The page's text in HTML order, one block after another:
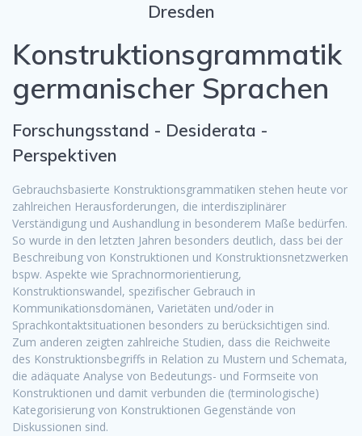
Dresden
Konstruktionsgrammatik
germanischer Sprachen
Forschungsstand - Desiderata -
Perspektiven
Gebrauchsbasierte Konstruktionsgrammatiken stehen heute vor
zahlreichen Herausforderungen, die interdisziplinärer
Verständigung und Aushandlung in besonderem Maße bedürfen.
So wurde in den letzten Jahren besonders deutlich, dass bei der
Beschreibung von Konstruktionen und Konstruktionsnetzwerken
bspw. Aspekte wie Sprachnormorientierung,
Konstruktionswandel, spezifischer Gebrauch in
Kommunikationsdomänen, Varietäten und/oder in
Sprachkontaktsituationen besonders zu berücksichtigen sind.
Zum anderen zeigten zahlreiche Studien, dass die Reichweite
des Konstruktionsbegriffs in Relation zu Mustern und Schemata,
die adäquate Analyse von Bedeutungs- und Formseite von
Konstruktionen und damit verbunden die (terminologische)
Kategorisierung von Konstruktionen Gegenstände von
Diskussionen sind.